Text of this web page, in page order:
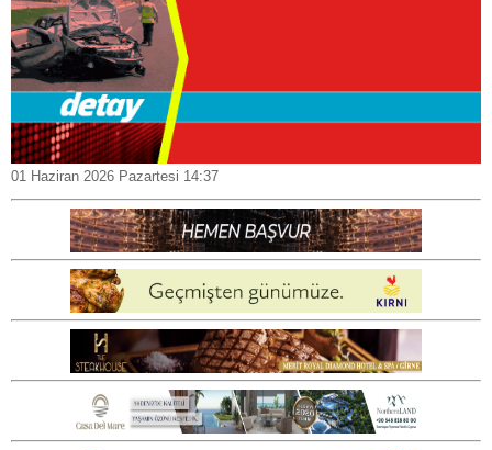
01 Haziran 2026 Pazartesi 14:37